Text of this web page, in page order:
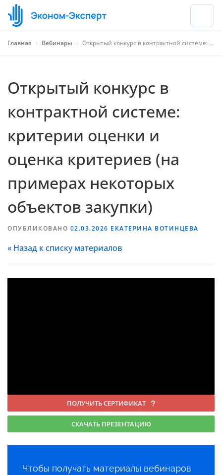
Главная › Вебинары › Открытый конкурс в контрактной системе: критерии оценки и оценка критериев (на примерах некоторых объектов закупки)
Открытый конкурс в
контрактной системе:
критерии оценки и
оценка критериев (на
примерах некоторых
объектов закупки)
ОПУБЛИКОВАНО 02.03.2026 ЕКАТЕРИНА ВОТИНЦЕВА
« Назад к списку материалов
ПОЛУЧИТЬ СЕРТИФИКАТ
СКАЧАТЬ ПРЕЗЕНТАЦИЮ
Чтобы получать материалы вебинаров